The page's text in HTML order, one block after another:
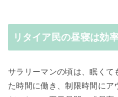
リタイア民の昼寝は効
サラリーマンの頃は、眠くて
た時間に働き、制限時間にア